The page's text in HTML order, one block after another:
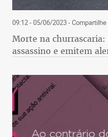
09:12 - 05/06/2023- Compartilhe
Morte na
assassino e emitem